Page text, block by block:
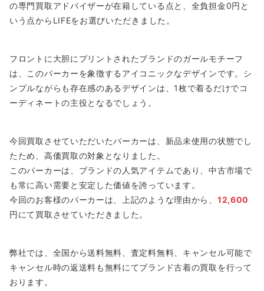
の専門買取アドバイザーが在籍している点と、全負担金0円と
いう点からLIFEをお選びいただきました。
フロントに大胆にプリントされたブランドのガールモチーフ
は、このパーカーを象徴するアイコニックなデザインです。シ
ンプルながらも存在感のあるデザインは、1枚で着るだけでコ
ーディネートの主役となるでしょう。
今回買取させていただいたパーカーは、新品未使用の状態でし
たため、高価買取の対象となりました。
このパーカーは、ブランドの人気アイテムであり、中古市場で
も常に高い需要と安定した価値を誇っています。
今回のお客様のパーカーは、上記のような理由から、 12,600
円にて買取させていただきました。
弊社では、全国から送料無料、査定料無料、キャンセル可能で
キャンセル時の返送料も無料にてブランド古着の買取を行って
おります。